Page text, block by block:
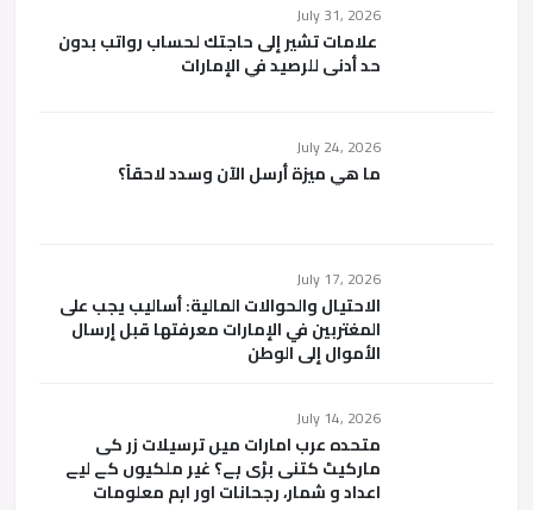
July 31, 2026
علامات تشير إلى حاجتك لحساب رواتب بدون
حد أدنى للرصيد في الإمارات
July 24, 2026
ما هي ميزة أرسل الآن وسدد لاحقاً؟
July 17, 2026
الاحتيال والحوالات المالية: أساليب يجب على
المغتربين في الإمارات معرفتها قبل إرسال
الأموال إلى الوطن
July 14, 2026
متحدہ عرب امارات میں ترسیلات زر کی
مارکیٹ کتنی بڑی ہے؟ غیر ملکیوں کے لیے
اعداد و شمار، رجحانات اور اہم معلومات